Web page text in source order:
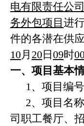
电有限责任公
务外包项目 进
件的各潜在供
10月 20日 09时
一、项目基本
1、项目编号
2、项目名称
司职工餐厅、